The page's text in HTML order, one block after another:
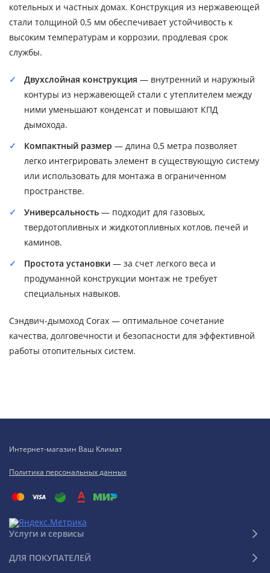
котельных и частных домах. Конструкция из нержавеющей
стали толщиной 0,5 мм обеспечивает устойчивость к
высоким температурам и коррозии, продлевая срок
службы.
Двухслойная конструкция — внутренний и наружный
контуры из нержавеющей стали с утеплителем между
ними уменьшают конденсат и повышают КПД
дымохода.
Компактный размер — длина 0,5 метра позволяет
легко интегрировать элемент в существующую систему
или использовать для монтажа в ограниченном
пространстве.
Универсальность — подходит для газовых,
твердотопливных и жидкотопливных котлов, печей и
каминов.
Простота установки — за счет легкого веса и
продуманной конструкции монтаж не требует
специальных навыков.
Сэндвич-дымоход Corax — оптимальное сочетание
качества, долговечности и безопасности для эффективной
работы отопительных систем.
Интернет-магазин Ваш Климат
Политика персональных данных
Услуги и сервисы
ДЛЯ ПОКУПАТЕЛЕЙ